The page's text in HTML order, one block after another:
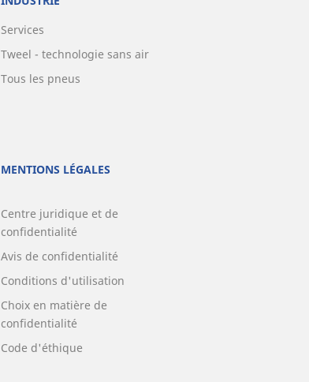
Services
Tweel - technologie sans air
Tous les pneus
MENTIONS LÉGALES
Centre juridique et de
confidentialité
Avis de confidentialité
Conditions d'utilisation
Choix en matière de
confidentialité
Code d'éthique